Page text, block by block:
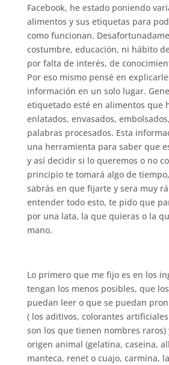
Facebook, he estado poniendo
alimentos y sus etiquetas para
como funcionan.
costumbre, educación, ni hábito
por falta de interés, de
Por eso mismo pensé en
información en un solo lugar.
etiquetado esté en alimentos que
enlatados, envasados,
palabras procesados. Esta
una herramienta para saber que
y así decidir si lo queremos o no
principio te tomará algo de
sabrás en que fijarte y sera muy
entender todo esto, te pido que
por una lata, la que quieras o la
mano.
Lo primero que me fijo es en los
tengan los menos posibles, que
puedan leer o que se puedan
( los aditivos, colorantes
son los que tienen nombres raros)
origen animal (gelatina, caseina,
manteca, renet o cuajo, carmina,